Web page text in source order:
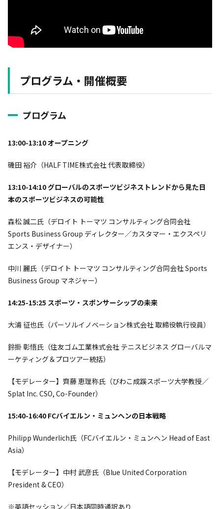
プログラム・開催概要
プログラム
13:00-13:10 オープニング
磯田 裕介（HALF TIME株式会社 代表取締役）
13:10-14:10 グローバルのスポーツビジネストレンドから見た日
本のスポーツビジネスの可能性
森松 誠二氏（デロイト トーマツ コンサルティング合同会社
Sports Business Group ディレクター／カスタマー・エクスペリ
エンス・デザイナー）
中川 麗氏（デロイト トーマツ コンサルティング合同会社 Sports
Business Group マネジャー）
14:25-15:25 スポーツ・スポンサーシップの未来
大浦 征也氏（パーソルイノベーション株式会社 取締役執行役員）
鈴掛 彰悟氏（住友ゴム工業株式会社 テニスビジネス グローバルマ
ーケティング＆プロツアー統括）
【モデレーター】齊藤 恵理称氏（びわこ成蹊スポーツ大学教授／
Splat Inc. CSO, Co-Founder）
15:40-16:40 FCバイエルン・ミュンヘンの日本戦略
Philipp Wunderlich氏（FCバイエルン・ミュンヘン Head of East
Asia）
【モデレーター】中村 武彦氏（Blue United Corporation
President & CEO）
※英語セッション／日本語同時通訳あり